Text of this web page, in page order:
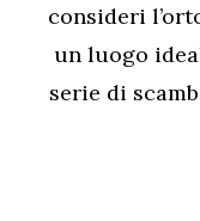
consideri
un luogo
serie di